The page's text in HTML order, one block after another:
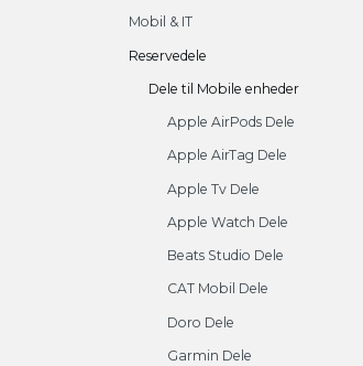
Mobil & IT
Reservedele
Dele til Mobile enheder
Apple AirPods Dele
Apple AirTag Dele
Apple Tv Dele
Apple Watch Dele
Beats Studio Dele
CAT Mobil Dele
Doro Dele
Garmin Dele